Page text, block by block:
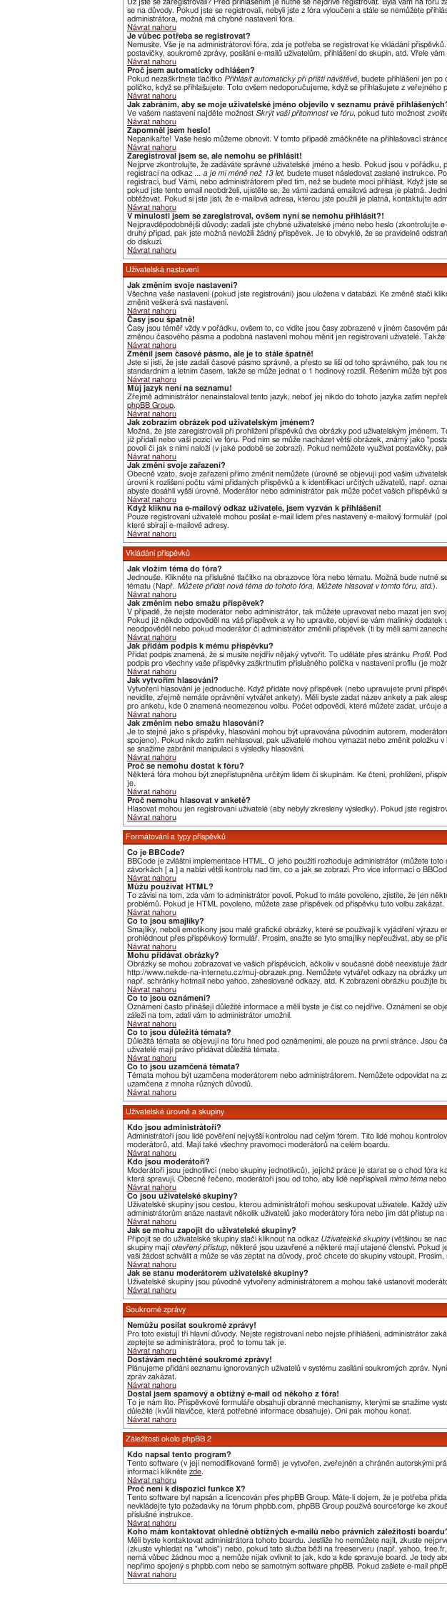
Už jste se zaregistrovali? Před přihlášením je nutné se nejdříve registrovat. Byla vám na
se na důvody. Pokud jste se registrovali, nebyli jste z fóra vyloučeni a stále se nemůžete
administrátora, možná má chybné nastavení fóra.
Návrat nahoru
Je vůbec potřeba se registrovat?
Nemusíte. Vše je na administrátorovi fóra, zda je potřeba se registrovat ke vkládání
postavičky, soukromé zprávy, posílání e-mailů uživatelům, přihlášení do skupin, atd. Vřele
Návrat nahoru
Proč jsem automaticky odhlášen?
Pokud nezaškrtnete tlačítko Přihlásit automaticky při příští návštěvě, budete přihlášeni jen po
políčko, když se přihlašujete. Toto ovšem nedoporučujeme, když se přihlašujete z veřejného
Návrat nahoru
Jak zabráním, aby se moje uživatelské jméno objevilo v seznamu právě
Ve vašem nastavení najděte možnost Skrýt vaši přítomnost ve fóru, pokud tuto možnost
Návrat nahoru
Zapomněl jsem heslo!
Nepanikařte! Vaše heslo můžeme obnovit. V tomto případě zmáčkněte na přihlašovací
Návrat nahoru
Zaregistroval jsem se, ale nemohu se přihlásit!
Nejprve zkontrolujte, že zadáváte správné uživatelské jméno a heslo. Pokud jsou v
registraci na odkaz ... a je mi méně než 13 let, budete muset následovat zaslané instrukce.
registrací, buď Vámi, nebo administrátorem před tím, než se budete moci přihlásit. Když jste
pokud jste tento email neobdrželi, ujistěte se, že vámi zadaná emailová adresa je platná.
obtěžovat. Pokud si jste jisti, že e-mailová adresa, kterou jste použili je platná, kontaktujte
Návrat nahoru
V minulosti jsem se zaregistroval, ovšem nyní se nemohu přihlásit?!
Nejpravděpodobnější důvody: zadali jste chybné uživatelské jméno nebo heslo
druhý případ, pak jste možná nevložili žádný příspěvek. Je to obvyklé, že se pravidelně
do diskuzí.
Návrat nahoru
Uživatelská nastavení
Jak změním svoje nastavení?
Všechna vaše nastavení (pokud jste registrováni) jsou uložena v databázi. Ke změně stačí
změnit veškerá svá nastavení.
Návrat nahoru
Časy jsou špatně!
Časy jsou téměř vždy v pořádku, ovšem to, co vidíte jsou časy zobrazené v jiném časovém
změnou časového pásma a podobná nastavení mohou měnit jen registrovaní uživatelé.
Návrat nahoru
Změnil jsem časové pásmo, ale je to stále špatně!
Jste si jisti, že jste zadali časové pásmo správně, a přesto se liší od toho správného, pak
standardním a letním časem, takže se může jednat o 1 hodinový rozdíl. Řešením může být
Návrat nahoru
Můj jazyk není na seznamu!
Zřejmě administrátor nenainstaloval tento jazyk, neboť jej nikdo do tohoto jazyka zatím
phpBB Group.
Návrat nahoru
Jak zobrazím obrázek pod uživatelským jménem?
Možná, že jste zaregistrovali při prohlížení příspěvků dva obrázky pod uživatelským
již přidali nebo vaší pozici ve fóru. Pod ním se může nacházet větší obrázek, známý jako
povolí či jak s nimi naloží (v jaké podobě se zobrazí). Pokud nemůžete využívat postavičky,
Návrat nahoru
Jak změní svoje zařazení?
Obecně vzato, svoje zařazení přímo změnit nemůžete (úrovně se objevují pod vaším
úrovní k rozlišení počtu vámi přidaných příspěvků a k identifikaci určitých uživatelů, např.
abyste dosáhli vyšší úrovně. Moderátor nebo administrátor pak může počet vašich příspěvků
Návrat nahoru
Když kliknu na e-mailový odkaz uživatele, jsem vyzván k přihlášení!
Pouze registrovaní uživatelé mohou posílat e-mail lidem přes nastavený e-mailový formulář
které sbírají e-mailové adresy.
Návrat nahoru
Vkládání příspěvků
Jak vložím téma do fóra?
Jednouše. Klikněte na příslušné tlačítko na obrazovce fóra nebo tématu. Možná bude nutné
tématu (Např. Můžete přidat nová téma do tohoto fóra, Můžete hlasovat v tomto fóru, atd.).
Návrat nahoru
Jak změním nebo smažu příspěvek?
V případě, že nejste moderátor nebo administrátor, tak můžete upravovat nebo mazat jen
Pokud již někdo odpověděl na váš příspěvek a vy ho upravíte, objeví se vám malinký
neodpověděl nebo pokud moderátor či administrátor změnili příspěvek (ti by měli sami
Návrat nahoru
Jak přidám podpis k mému příspěvku?
Přidat podpis znamená, že si musíte nejdřív nějaký vytvořit. To uděláte přes stránku Profil.
podpis pro všechny vaše příspěvky zaškrtnutím příslušného políčka v nastavení profilu (je
Návrat nahoru
Jak vytvořím hlasování?
Vytvoření hlasování je jednoduché. Když přidáte nový příspěvek (nebo upravujete první
nevidíte, zřejmě nemáte oprávnění vytvářet ankety). Měli byste zadat název ankety a pak
pro anketu, kde 0 znamená neomezenou volbu. Počet odpovědí, které můžete zadat, určuje
Návrat nahoru
Jak změním nebo smažu hlasování?
Je to stejné jako s příspěvky, hlasování mohou být upravována původním autorem,
spojeno). Pokud nikdo zatím nehlasoval, pak uživatelé mohou vymazat nebo změnit
se snažíme zabránit manipulaci s výsledky hlasování.
Návrat nahoru
Proč se nemohu dostat k fóru?
Některá fóra mohou být znepřístupněna určitým lidem či skupinám. Ke čtení, prohlížení,
je.
Návrat nahoru
Proč nemohu hlasovat v anketě?
Hlasovat mohou jen registrovaní uživatelé (aby nebyly zkresleny výsledky). Pokud jste
Návrat nahoru
Formátování a typy příspěvků
Co je BBCode?
BBCode je zvláštní implementace HTML. O jeho použití rozhoduje administrátor (můžete
závorkách [ a ] a nabízí větší kontrolu nad tím, co a jak se zobrazí. Pro více informací o
Návrat nahoru
Můžu používat HTML?
To závisí na tom, zda vám to administrátor povolí. Pokud to máte povoleno, zjistíte, že jen
problémů. Pokud je HTML povoleno, můžete zase příspěvek od příspěvku tuto volbu zakázat.
Návrat nahoru
Co to jsou smajlíky?
Smajlíky, neboli emotikony jsou malé grafické obrázky, které se používají k vyjádření výrazu
prohlédnout přes příspěvkový formulář. Prosím, snažte se tyto smajlíky nepřeužívat, aby se
Návrat nahoru
Mohu přidávat obrázky?
Obrázky se mohou zobrazovat ve vašich příspěvcích, ačkoliv v současné době neexistuje
http://www.nekde-na-internetu.cz/muj-obrazek.png. Nemůžete vytvářet odkazy na obrázky
např. schránky hotmail nebo yahoo, zaheslované odkazy, atd. K zobrazení obrázku použijte
Návrat nahoru
Co to jsou oznámení?
Oznámení často přinášejí důležité informace a měli byste je číst co nejdříve. Oznámení se
záleží na tom, zdali vám to administrátor umožnil.
Návrat nahoru
Co to jsou důležitá témata?
Důležitá témata se objevují na fóru hned pod oznámeními, ale pouze na první stránce.
uživatelé mají právo přidávat důležitá témata.
Návrat nahoru
Co to jsou uzamčená témata?
Témata mohou být uzamčena moderátorem nebo administrátorem. Nemůžete odpovídat
uzamčena z mnoha různých důvodů.
Návrat nahoru
Uživatelské úrovně a skupiny
Kdo jsou administrátoři?
Administrátoři jsou lidé pověření nejvyšší kontrolou nad celým fórem. Tito lidé mohou
moderátorů, atd. Mají také všechny pravomoci moderátorů na celém boardu.
Návrat nahoru
Kdo jsou moderátoři?
Moderátoři jsou jednotlivci (nebo skupiny jednotlivců), jejichž práce je starat se o chod fóra
která spravují. Obecně řečeno, moderátoři jsou od toho, aby lidé nepřispívali mimo témanebo
Návrat nahoru
Co jsou uživatelské skupiny?
Uživatelské skupiny jsou cestou, kterou administrátoři mohou seskupovat uživatele. Každý
administrátorům snáze nastavit několik uživatelů jako moderátory fóra nebo jim dát přístup
Návrat nahoru
Jak se mohu zapojit do uživatelské skupiny?
Připojit se do uživatelské skupiny stačí kliknout na odkaz Uživatelské skupiny(většinou se
skupiny mají otevřený přístup, některé jsou uzavřené a některé mají utajené členství. Pokud
vaši žádost schválit a může se vás zeptat na důvody, proč chcete do skupiny vstoupit.
Návrat nahoru
Jak se stanu moderátorem uživatelské skupiny?
Uživatelské skupiny jsou původně vytvořeny administrátorem a mohou také ustanovit
Návrat nahoru
Soukromé zprávy
Nemůžu posílat soukromé zprávy!
Pro toto existují tři hlavní důvody. Nejste registrovaní nebo nejste přihlášení, administrátor
zeptejte se administrátora, proč to tomu tak je.
Návrat nahoru
Dostávám nechtěné soukromé zprávy!
Plánujeme přidání seznamu ignorovaných uživatelů v systému zasílání soukromých zpráv.
zpráv zakázat.
Návrat nahoru
Dostal jsem spamový a obtížný e-mail od někoho z fóra!
To je nám líto. Příspěvkové formuláře obsahují obranné mechanismy, kterými se snažíme
důležité (kvůli hlavičce, která potřebné informace obsahuje). Oni pak mohou konat.
Návrat nahoru
Záležitosti okolo phpBB 2
Kdo napsal tento program?
Tento software (v její nemodifikované formě) je vytvořen, zveřejněn a chráněn autorskými
informací klikněte zde.
Návrat nahoru
Proč není k dispozici funkce X?
Tento software byl napsán a licencován přes phpBB Group. Máte-li dojem, že je potřeba
nevkládejte tyto požadavky na fórum phpbb.com, phpBB Group používá sourceforge ke
příslušné instrukce.
Návrat nahoru
Koho mám kontaktovat ohledně obtížných e-mailů nebo právních záležitostí
Měli byste kontaktovat administrátora tohoto boardu. Jestliže ho nemůžete najít, zkuste
(zkuste vyhledat na "whois") nebo, pokud tato služba běží na freeserveru (např. yahoo,
nemá vůbec žádnou moc a nemůže nijak ovlivnit to jak, kdo a kde spravuje board. Je tedy
nepřímo spojený s phpbb.com nebo se samotným software phpBB. Pokud zašlete e-mail
Návrat nahoru